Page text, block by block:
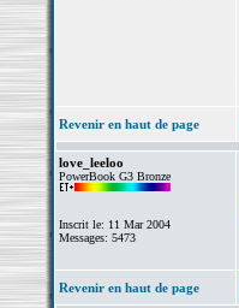
Revenir en haut de page
love_leeloo
PowerBook G3 Bronze
Inscrit le: 11 Mar 2004
Messages: 5473
Revenir en haut de page